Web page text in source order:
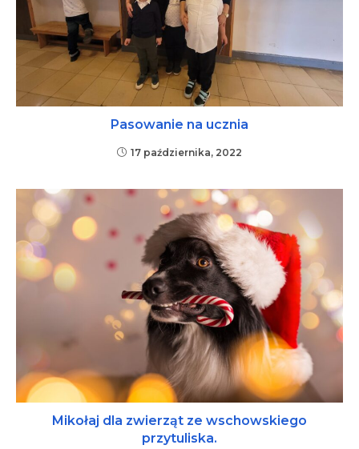
Pasowanie na ucznia
17 października, 2022
Mikołaj dla zwierząt ze wschowskiego
przytuliska.